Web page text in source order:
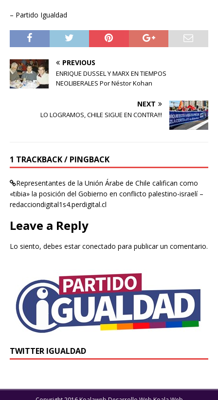
– Partido Igualdad
PREVIOUS
ENRIQUE DUSSEL Y MARX EN TIEMPOS
NEOLIBERALES Por Néstor Kohan
NEXT
LO LOGRAMOS, CHILE SIGUE EN CONTRA!!!
1 TRACKBACK / PINGBACK
Representantes de la Unión Árabe de Chile califican como
«tibia» la posición del Gobierno en conflicto palestino-israelí –
redacciondigital1s4.perdigital.cl
Leave a Reply
Lo siento, debes estarconectado para publicar un comentario.
TWITTER IGUALDAD